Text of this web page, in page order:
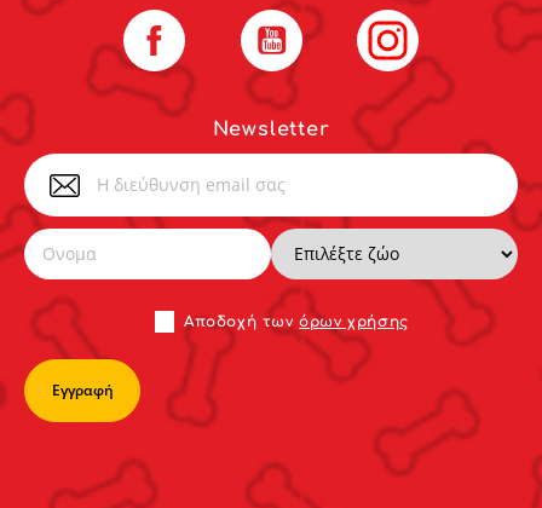
Newsletter
Αποδoχή τωνόρων χρήσης
Facebook YouTube Instagram